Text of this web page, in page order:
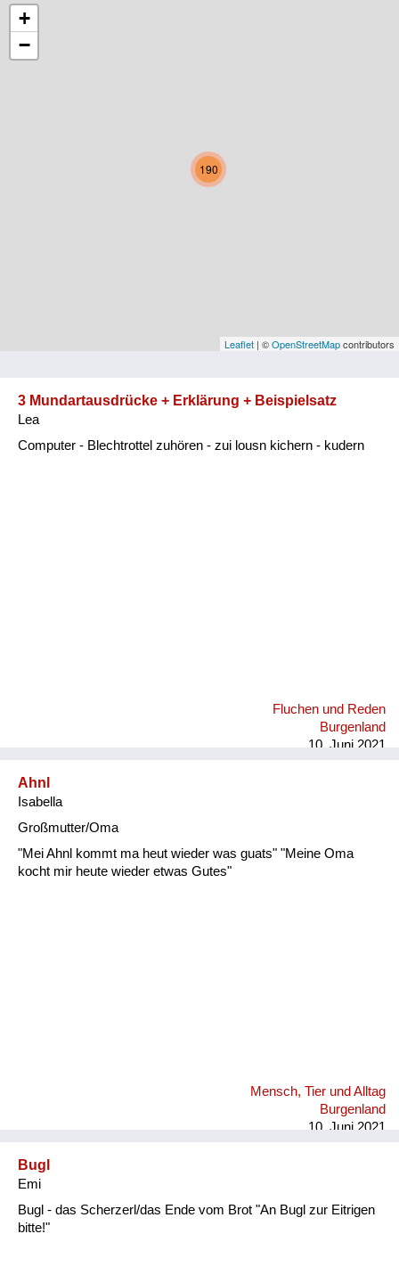
Niederösterreich
Oberösterreich
Vorarlberg
190
+
−
Leaflet | ©OpenStreetMapcontributors
3 Mundartausdrücke + Erklärung + Beispielsatz
Lea
Computer - Blechtrottel zuhören - zui lousn kichern - kudern
Fluchen und Reden
Burgenland
10. Juni 2021
Ahnl
Isabella
Großmutter/Oma
"Mei Ahnl kommt ma heut wieder was guats" "Meine Oma
kocht mir heute wieder etwas Gutes"
Mensch, Tier und Alltag
Burgenland
10. Juni 2021
Bugl
Emi
Bugl - das Scherzerl/das Ende vom Brot "An Bugl zur Eitrigen
bitte!"